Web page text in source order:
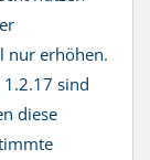
nur erhöhen.
1.2.17 sind
diese